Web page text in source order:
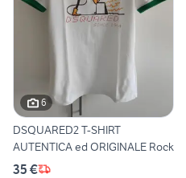
6
DSQUARED2 T-SHIRT
AUTENTICA ed ORIGINALE Rock
35 €